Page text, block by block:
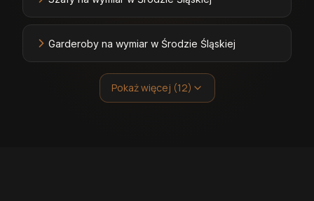
Garderoby na wymiar w Środzie Śląskiej
Pokaż więcej (12)